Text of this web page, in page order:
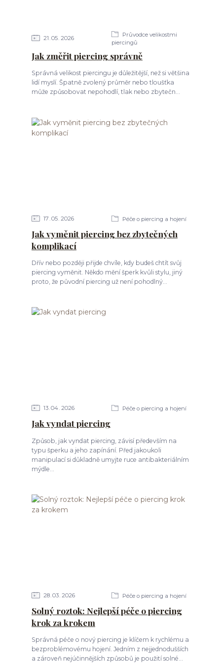
21 05 2026
Průvodce velikostmi
piercingů
Jak změřit piercing správně
Správná velikost piercingu je důležitější, než si většina
lidí myslí. Špatně zvolený průměr nebo tloušťka
může způsobovat nepohodlí, tlak nebo zbytečn...
17 05 2026 Péče o piercing a hojení
Jak vyměnit piercing bez zbytečných
komplikací
Dřív nebo později přijde chvíle, kdy budeš chtít svůj
piercing vyměnit. Někdo mění šperk kvůli stylu, jiný
proto, že původní piercing už není pohodlný...
13 04 2026 Péče o piercing a hojení
Jak vyndat piercing
Způsob, jak vyndat piercing, závisí především na
typu šperku a jeho zapínání. Před jakoukoli
manipulací si důkladně umyjte ruce antibakteriálním
mýdle...
28 03 2026 Péče o piercing a hojení
Solný roztok: Nejlepší péče o piercing
krok za krokem
Správná péče o nový piercing je klíčem k rychlému a
bezproblémovému hojení. Jedním z nejjednodušších
a zároveň nejúčinnějších způsobů je použití solné...